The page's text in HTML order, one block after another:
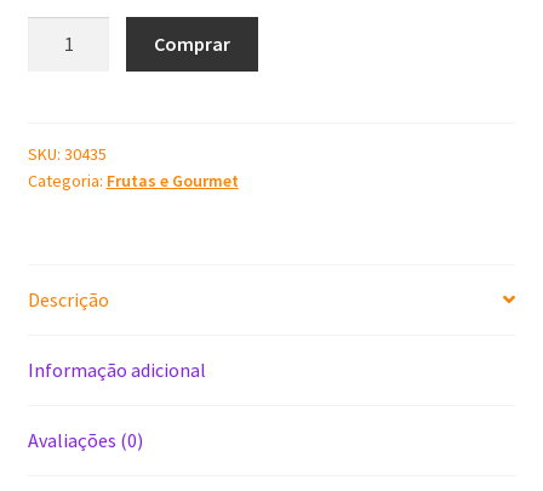
M
quantidade
Comprar
SKU: 30435
Categoria: Frutas e Gourmet
Descrição
Informação adicional
Avaliações (0)